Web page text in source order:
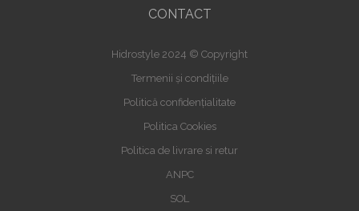
CONTACT
Hidrostyle 2024 © Copyright
Termenii și condițiile
Politică confidențialitate
Politica Cookies
Politica de livrare si retur
ANPC
SOL